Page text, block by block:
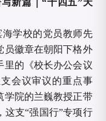
学校的党员教师先
员徽章在朝阳下格外
里的《校长办公会议
会议审议的重点事
学院的兰巍教授正带
这支“强国行”专项行